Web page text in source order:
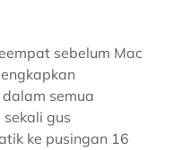
sebelum Mac
semua
gus
ke pusingan 16